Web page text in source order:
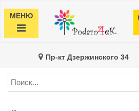
МЕНЮ
Пр-кт Дзержинского 34